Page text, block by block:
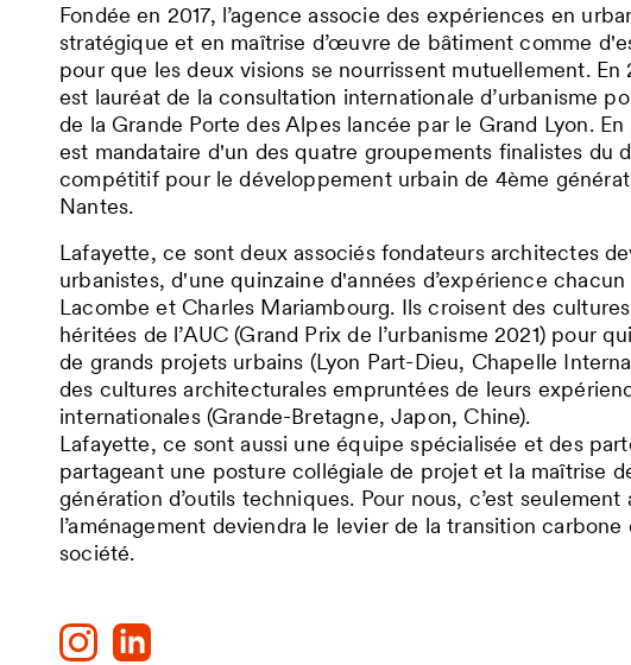
Fondée en 2017, l’agence associe des expériences en
stratégique et en maîtrise d’œuvre de bâtiment comme
pour que les deux visions se nourrissent mutuellement. En
est lauréat de la consultation internationale d’urbanisme
de la Grande Porte des Alpes lancée par le Grand Lyon.
est mandataire d'un des quatre groupements finalistes du
compétitif pour le développement urbain de 4ème
Nantes.
Lafayette, ce sont deux associés fondateurs architectes
urbanistes, d'une quinzaine d'années d’expérience
Lacombe et Charles Mariambourg. Ils croisent des
héritées de l’AUC (Grand Prix de l’urbanisme 2021) pour
de grands projets urbains (Lyon Part-Dieu, Chapelle
des cultures architecturales empruntées de leurs
internationales (Grande-Bretagne, Japon, Chine).
Lafayette, ce sont aussi une équipe spécialisée et des
partageant une posture collégiale de projet et la maîtrise
génération d’outils techniques. Pour nous, c’est seulement
l’aménagement deviendra le levier de la transition carbone
société.